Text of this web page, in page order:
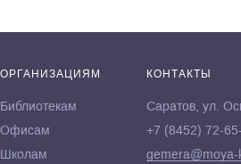
ОРГАНИЗАЦИЯМ
Библиотекам
Офисам
Школам
КОНТАКТЫ
Саратов, ул.
+7 (8452) 72-
gemera@moya-